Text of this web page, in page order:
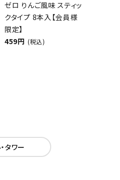
ゼロ りんご風味 スティッ
クタイプ 8本入【会員様
限定】
459円 (税込)
タワー